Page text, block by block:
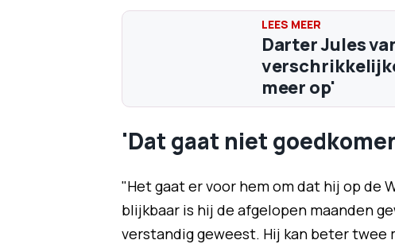
Darter Jules
meer op'
'Dat gaat niet
"Het gaat er voor hem om dat hij op de
blijkbaar is hij de afgelopen maanden
verstandig geweest. Hij kan beter twee